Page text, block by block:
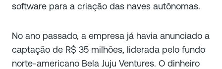
software para a criação das naves autônomas.
No ano passado, a empresa já havia anunciado a
captação de R$ 35 milhões, liderada pelo fundo
norte-americano Bela Juju Ventures. O dinheiro